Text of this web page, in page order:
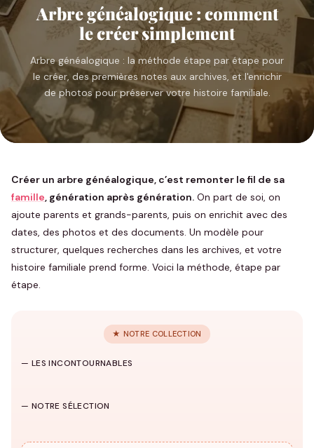
Arbre généalogique : comment
le créer simplement
Arbre généalogique : la méthode étape par étape pour
le créer, des premières notes aux archives, et l'enrichir
de photos pour préserver votre histoire familiale.
Créer un arbre généalogique, c’est remonter le fil de sa
famille, génération après génération. On part de soi, on
ajoute parents et grands-parents, puis on enrichit avec des
dates, des photos et des documents. Un modèle pour
structurer, quelques recherches dans les archives, et votre
histoire familiale prend forme. Voici la méthode, étape par
étape.
★ NOTRE COLLECTION
— LES INCONTOURNABLES
1039 modèles →
— NOTRE SÉLECTION
T-shirts famille